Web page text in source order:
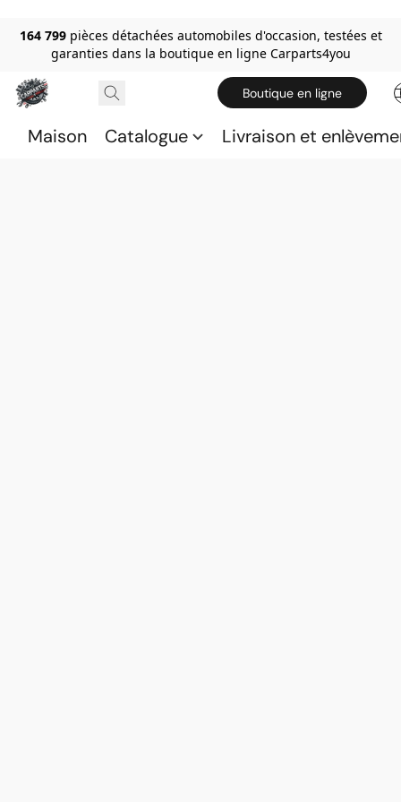
164 799 pièces détachées automobiles d'occasion, testées et
garanties dans la boutique en ligne Carparts4you
Boutique en ligne
Maison Catalogue Livraison et